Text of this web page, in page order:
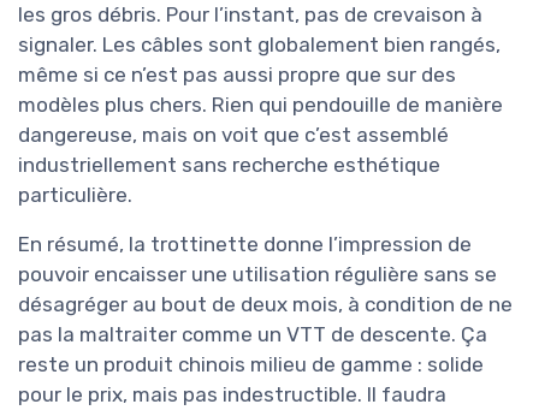
les gros débris. Pour l’instant, pas de crevaison à
signaler. Les câbles sont globalement bien rangés,
même si ce n’est pas aussi propre que sur des
modèles plus chers. Rien qui pendouille de manière
dangereuse, mais on voit que c’est assemblé
industriellement sans recherche esthétique
particulière.
En résumé, la trottinette donne l’impression de
pouvoir encaisser une utilisation régulière sans se
désagréger au bout de deux mois, à condition de ne
pas la maltraiter comme un VTT de descente. Ça
reste un produit chinois milieu de gamme : solide
pour le prix, mais pas indestructible. Il faudra